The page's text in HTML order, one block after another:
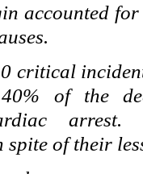
accounted
critical
40% of the
arrest.
spite of their